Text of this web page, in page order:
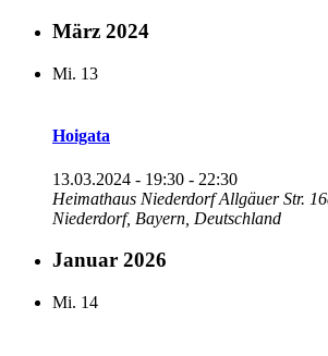
März 2024
Mi. 13
Hoigata
13.03.2024 - 19:30 - 22:30
Heimathaus NiederdorfAllgäuer Str.
Niederdorf, Bayern, Deutschland
Januar 2026
Mi. 14